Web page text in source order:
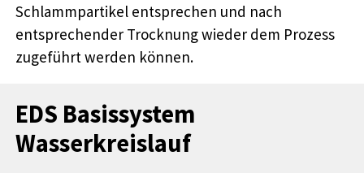
Schlammpartikel entsprechen und nach
entsprechender Trocknung wieder dem Prozess
zugeführt werden können.
EDS Basissystem
Wasserkreislauf